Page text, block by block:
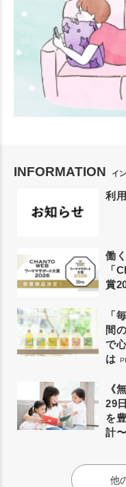
INFORMATION イ
利
働
「
賞
「
間
で
は
《
29
を
計〜
他